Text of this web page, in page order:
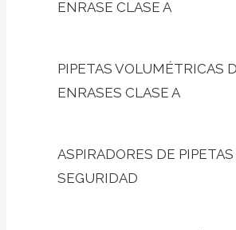
ENRASE CLASE A
PIPETAS VOLUMÉTRICAS
ENRASES CLASE A
ASPIRADORES DE
SEGURIDAD